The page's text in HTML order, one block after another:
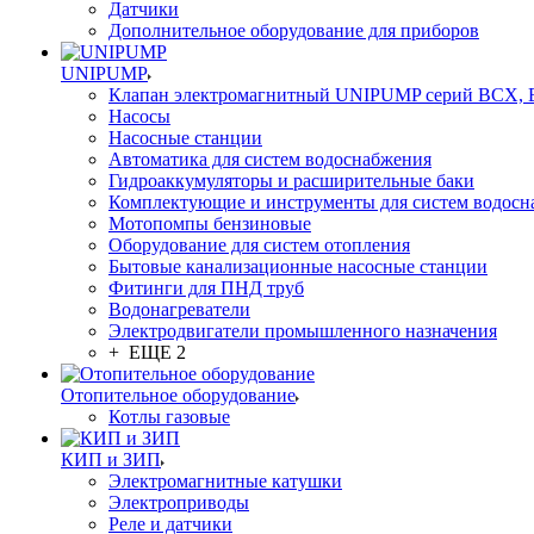
Датчики
Дополнительное оборудование для приборов
UNIPUMP
Клапан электромагнитный UNIPUMP серий BCX,
Насосы
Насосные станции
Автоматика для систем водоснабжения
Гидроаккумуляторы и расширительные баки
Комплектующие и инструменты для систем
Мотопомпы бензиновые
Оборудование для систем отопления
Бытовые канализационные насосные станции
Фитинги для ПНД труб
Водонагреватели
Электродвигатели промышленного назначения
+ ЕЩЕ 2
Отопительное оборудование
Котлы газовые
КИП и ЗИП
Электромагнитные катушки
Электроприводы
Реле и датчики